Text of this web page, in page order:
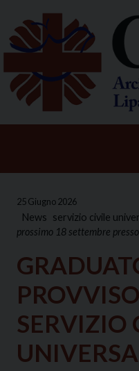
content
25 Giugno 2026
News servizio civile
prossimo 18 settembre
SERVIZIO